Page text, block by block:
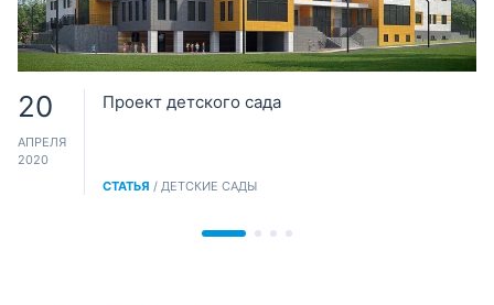
20
АПРЕЛЯ
2020
Проект детского сада
СТАТЬЯ / ДЕТСКИЕ САДЫ